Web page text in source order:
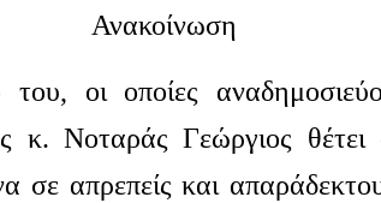
Ανακοίνωση
οι οποίες
κ. Νοταράς Γεώργιος
σε απρεπείς και